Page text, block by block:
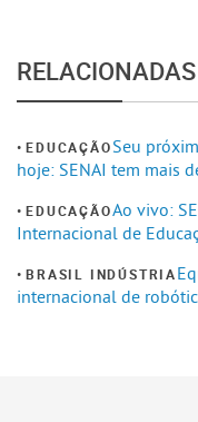
RELACIONADAS
EDUCAÇÃOSeu
hoje: SENAI tem mais
EDUCAÇÃOAo vivo:
Internacional de
BRASIL INDÚSTRIA
internacional de